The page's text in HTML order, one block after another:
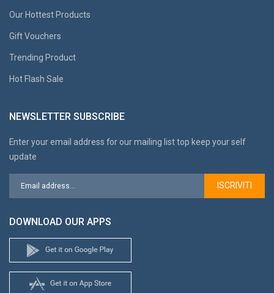
Our Hottest Products
Gift Vouchers
Trending Product
Hot Flash Sale
NEWSLETTER SUBSCRIBE
Enter your email address for our mailing list top keep your self
update
ISCRIVITI
DOWNLOAD OUR APPS